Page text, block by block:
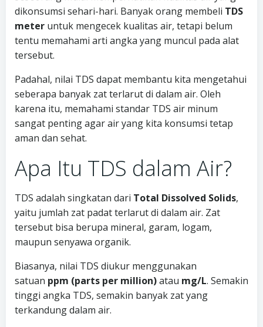
dikonsumsi sehari-hari. Banyak orang membeli TDS
meter untuk mengecek kualitas air, tetapi belum
tentu memahami arti angka yang muncul pada alat
tersebut.
Padahal, nilai TDS dapat membantu kita mengetahui
seberapa banyak zat terlarut di dalam air. Oleh
karena itu, memahami standar TDS air minum
sangat penting agar air yang kita konsumsi tetap
aman dan sehat.
Apa Itu TDS dalam Air?
TDS adalah singkatan dari Total Dissolved Solids,
yaitu jumlah zat padat terlarut di dalam air. Zat
tersebut bisa berupa mineral, garam, logam,
maupun senyawa organik.
Biasanya, nilai TDS diukur menggunakan
satuan ppm (parts per million)atau mg/L. Semakin
tinggi angka TDS, semakin banyak zat yang
terkandung dalam air.